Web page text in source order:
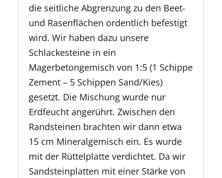
die seitliche Abgrenzung zu den Beet-
und Rasenflächen ordentlich befestigt
wird. Wir haben dazu unsere
Schlackesteine in ein
Magerbetongemisch von 1:5 (1 Schippe
Zement – 5 Schippen Sand/Kies)
gesetzt. Die Mischung wurde nur
Erdfeucht angerührt. Zwischen den
Randsteinen brachten wir dann etwa
15 cm Mineralgemisch ein. Es wurde
mit der Rüttelplatte verdichtet. Da wir
Sandsteinplatten mit einer Stärke von